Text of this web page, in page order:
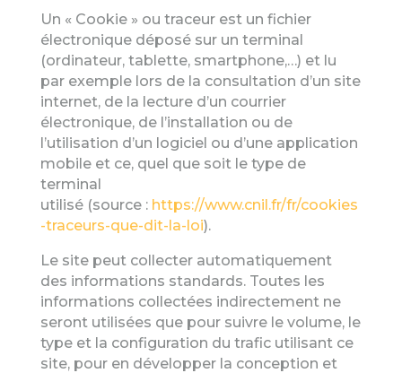
Un « Cookie » ou traceur est un fichier
électronique déposé sur un terminal
(ordinateur, tablette, smartphone,…) et lu
par exemple lors de la consultation d’un site
internet, de la lecture d’un courrier
électronique, de l’installation ou de
l’utilisation d’un logiciel ou d’une application
mobile et ce, quel que soit le type de
terminal
utilisé (source : https://www.cnil.fr/fr/cookies
-traceurs-que-dit-la-loi).
Le site peut collecter automatiquement
des informations standards. Toutes les
informations collectées indirectement ne
seront utilisées que pour suivre le volume, le
type et la configuration du trafic utilisant ce
site, pour en développer la conception et